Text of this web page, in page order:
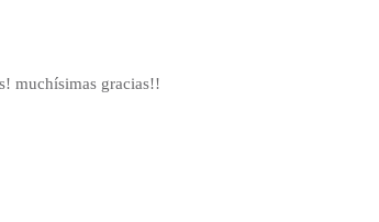
muchísimas gracias!!